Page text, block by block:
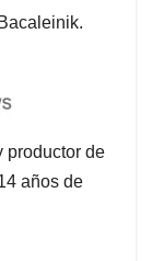
productor de
años de